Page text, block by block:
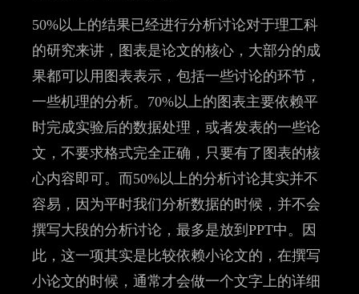
50%以上的结果已经进行分析讨论对于理工科
的研究来讲，图表是论文的核心，大部分的成
果都可以用图表表示，包括一些讨论的环节，
一些机理的分析。70%以上的图表主要依赖平
时完成实验后的数据处理，或者发表的一些论
文，不要求格式完全正确，只要有了图表的核
心内容即可。而50%以上的分析讨论其实并不
容易，因为平时我们分析数据的时候，并不会
撰写大段的分析讨论，最多是放到PPT中。因
此，这一项其实是比较依赖小论文的，在撰写
小论文的时候，通常才会做一个文字上的详细